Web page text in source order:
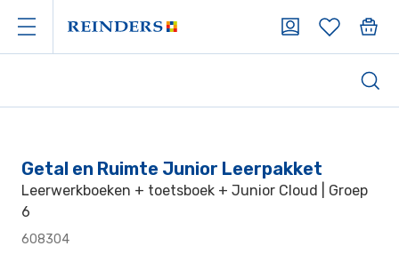
Getal en Ruimte Junior Leerpakket
Leerwerkboeken + toetsboek + Junior Cloud | Groep
6
608304